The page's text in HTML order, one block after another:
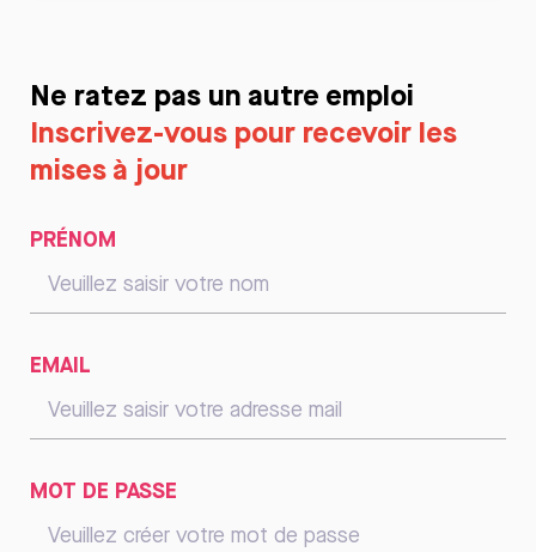
Ne ratez pas un autre emploi
Inscrivez-vous pour recevoir les
mises à jour
PRÉNOM
EMAIL
MOT DE PASSE